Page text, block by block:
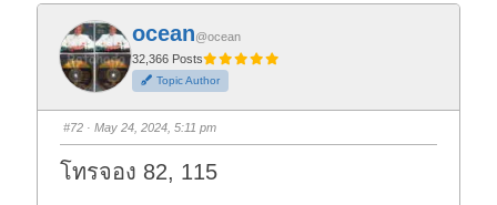
k
f
o
r
t
h
u
m
d
o
n
.
k
o
r
t
h
u
m
u
p
ocean@ocean
32,366 Posts
Topic Author
#72 · May 24, 2024, 5:11 pm
โทรจอง 82, 115